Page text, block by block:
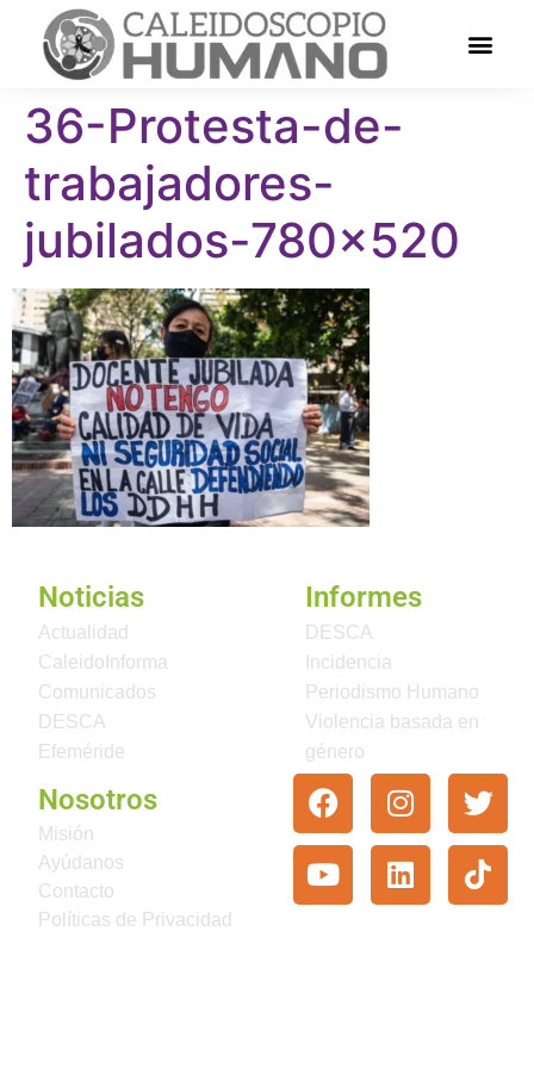
36-Protesta-de-
trabajadores-
jubilados-780×520
Noticias
Actualidad
CaleidoInforma
Comunicados
DESCA
Efeméride
Informes
DESCA
Incidencia
Periodismo Humano
Violencia basada en
género
Nosotros
Misión
Ayúdanos
Contacto
Políticas de Privacidad